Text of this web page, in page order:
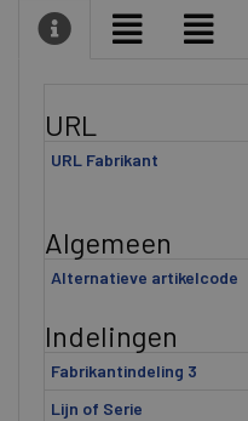
URL
URL Fabrikant
Algemeen
Alternatieve artikelcode
Indelingen
Fabrikantindeling 3
Lijn of Serie